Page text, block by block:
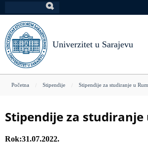
na
glavni
sadržaj
Univerzitet u Sarajevu
You
here
Početna Stipendije Stipendije za studiranje u
Stipendije za
Rok 31.07.2022.